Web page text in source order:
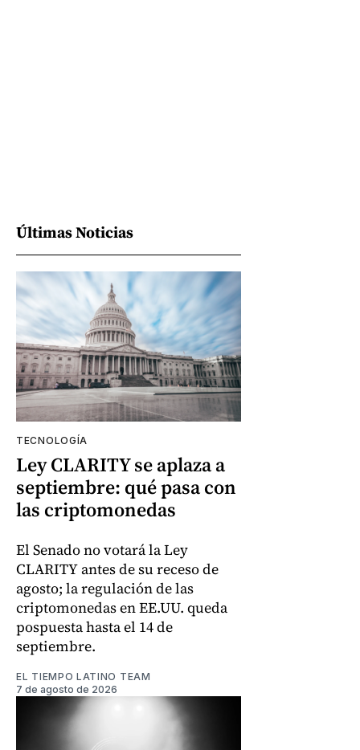
Últimas Noticias
TECNOLOGÍA
Ley CLARITY se aplaza a
septiembre: qué pasa con
las criptomonedas
El Senado no votará la Ley
CLARITY antes de su receso de
agosto; la regulación de las
criptomonedas en EE.UU. queda
pospuesta hasta el 14 de
septiembre.
EL TIEMPO LATINO TEAM
7 de agosto de 2026